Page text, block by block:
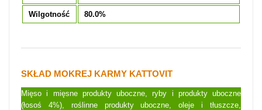
Wilgotność 80.0%
SKŁAD MOKREJ KARMY KATTOVIT
Mięso i mięsne produkty uboczne, ryby i produkty uboczne
(łosoś 4%), roślinne produkty uboczne, oleje i tłuszcze,